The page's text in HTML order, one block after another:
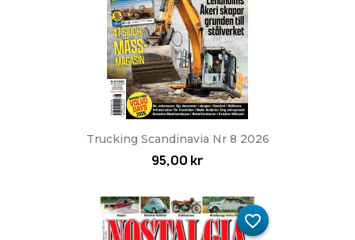
Trucking Scandinavia Nr 8 2026
95,00 kr
favorite_border